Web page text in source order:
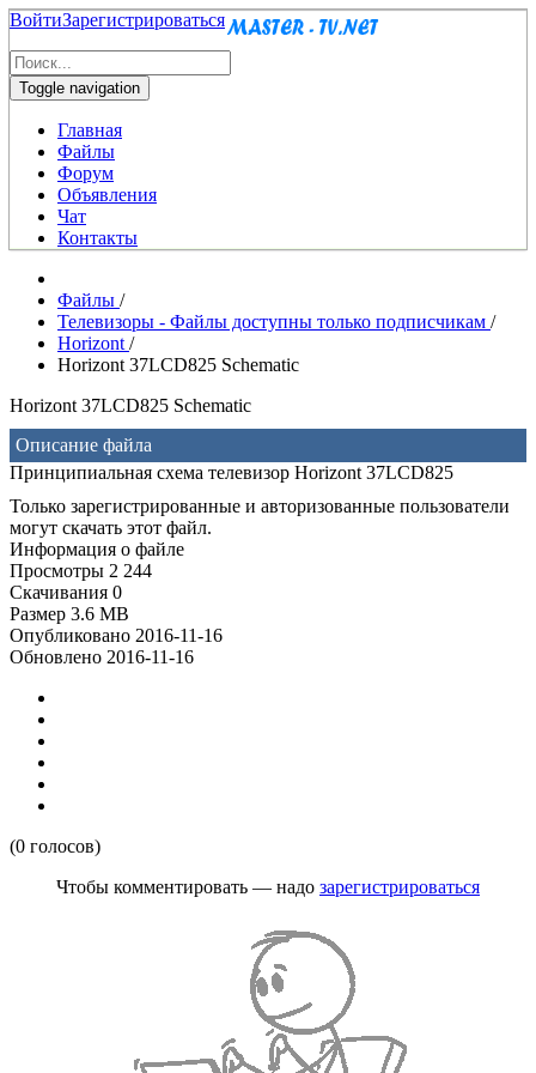
ВойтиЗарегистрироваться
Toggle navigation
Главная
Файлы
Форум
Объявления
Чат
Контакты
Файлы /
Телевизоры - Файлы доступны только подписчикам /
Horizont /
Horizont 37LCD825 Schematic
Horizont 37LCD825 Schematic
Описание файла
Принципиальная схема телевизор Horizont 37LCD825
Только зарегистрированные и авторизованные пользователи
могут скачать этот файл.
Информация о файле
Просмотры 2 244
Скачивания 0
Размер 3.6 MB
Опубликовано 2016-11-16
Обновлено 2016-11-16
(0 голосов)
Чтобы комментировать — надо зарегистрироваться